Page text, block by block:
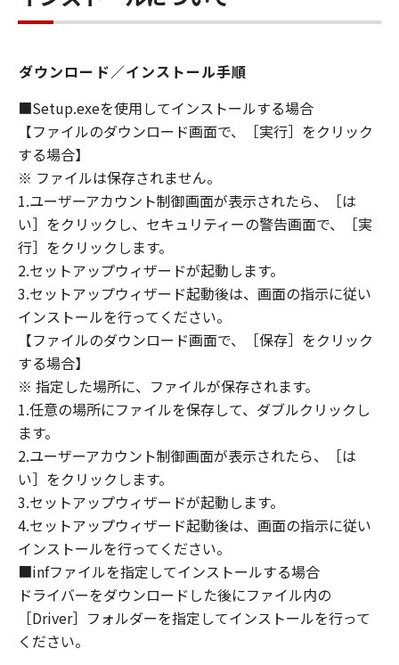
HELPING YOU TO USE THE SOFTWARE, OR
HEREUNDER.
7. DISCLAIMER OF WARRANTIES AND
LIABILITY
[NO WARRANTY] THE SOFTWARE IS
PROVIDED "AS IS" WITHOUT WARRANTY OF
ANY KIND, EITHER EXPRESSED OR IMPLIED,
INCLUDING, BUT NOT LIMITED TO THE
IMPLIED WARRANTIES OF MERCHANTABILITY
AND FITNESS FOR A PARTICULAR PURPOSE.
THE ENTIRE RISK AS TO THE QUALITY AND
PERFORMANCE OF THE SOFTWARE IS WITH
YOU. SHOULD THE SOFTWARE PROVE
DEFECTIVE, YOU ASSUME THE ENTIRE COST
OF ALL NECESSARY SERVICING, REPAIR OR
CORRECTION. SOME STATES OR LEGAL
JURISDICTIONS DO NOT ALLOW THE
EXCLUSION OF IMPLIED WARRANTIES, SO
THE ABOVE EXCLUSION MAY NOT APPLY TO
YOU.
THIS WARRANTY GIVES YOU SPECIFIC LEGAL
RIGHTS AND YOU MAY ALSO HAVE OTHER
RIGHTS WHICH VARY FROM STATE TO STATE
OR JURISDICTION TO JURISDICTION.
NEITHER CANON, CANON'S SUBSIDIARIES OR
AFFILIATES, THEIR DISTRIBUTORS, OR
DEALERS NOR CANON'S LICENSORS
ダウンロード／インストール手順
■Setup.exeを使用してインストールする場合
【ファイルのダウンロード画面で、［実行］をクリック
する場合】
※ ファイルは保存されません。
1.ユーザーアカウント制御画面が表示されたら、［は
い］をクリックし、セキュリティーの警告画面で、［実
行］をクリックします。
2.セットアップウィザードが起動します。
3.セットアップウィザード起動後は、画面の指示に従い
インストールを行ってください。
【ファイルのダウンロード画面で、［保存］をクリック
する場合】
※ 指定した場所に、ファイルが保存されます。
1.任意の場所にファイルを保存して、ダブルクリックし
ます。
2.ユーザーアカウント制御画面が表示されたら、［は
い］をクリックします。
3.セットアップウィザードが起動します。
4.セットアップウィザード起動後は、画面の指示に従い
インストールを行ってください。
■infファイルを指定してインストールする場合
ドライバーをダウンロードした後にファイル内の
［Driver］フォルダーを指定してインストールを行って
ください。